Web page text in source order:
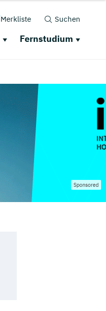
Merkliste Suchen
Fernstudium
Sponsored